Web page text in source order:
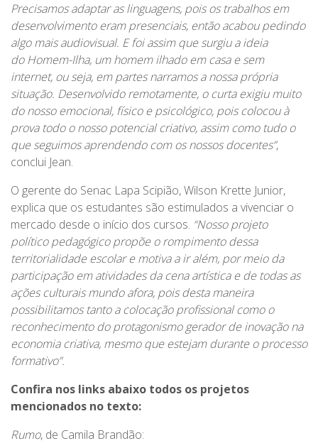
Precisamos adaptar as linguagens, pois os trabalhos em
desenvolvimento eram presenciais, então acabou pedindo
algo mais audiovisual. E foi assim que surgiu a ideia
do Homem-Ilha, um homem ilhado em casa e sem
internet, ou seja, em partes narramos a nossa própria
situação. Desenvolvido remotamente, o curta exigiu muito
do nosso emocional, físico e psicológico, pois colocou à
prova todo o nosso potencial criativo, assim como tudo o
que seguimos aprendendo com os nossos docentes”,
conclui Jean.
O gerente do Senac Lapa Scipião, Wilson Krette Junior,
explica que os estudantes são estimulados a vivenciar o
mercado desde o início dos cursos. “Nosso projeto
político pedagógico propõe o rompimento dessa
territorialidade escolar e motiva a ir além, por meio da
participação em atividades da cena artística e de todas as
ações culturais mundo afora, pois desta maneira
possibilitamos tanto a colocação profissional como o
reconhecimento do protagonismo gerador de inovação na
economia criativa, mesmo que estejam durante o processo
formativo”.
Confira nos links abaixo todos os projetos
mencionados no texto:
Rumo, de Camila Brandão: